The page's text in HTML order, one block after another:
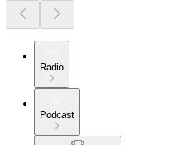
Radio
Podcast